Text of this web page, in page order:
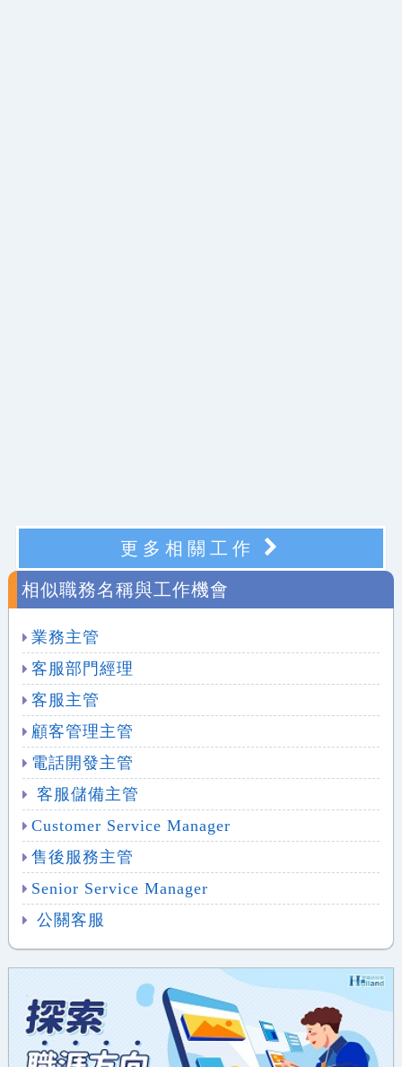
更多相關工作
相似職務名稱與工作機會
業務主管
客服部門經理
客服主管
顧客管理主管
電話開發主管
客服儲備主管
Customer Service Manager
售後服務主管
Senior Service Manager
公關客服